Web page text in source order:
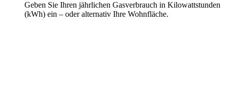
Geben Sie Ihren jährlichen Gasverbrauch in Kilowattstunden
(kWh) ein – oder alternativ Ihre Wohnfläche.